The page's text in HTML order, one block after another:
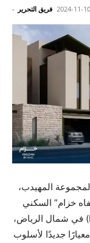
فريق التحرير - 2024-11-10
لمجموعة المهيدب،
خزام” السكني
الفاخر، الذي يُعدُّ إحدى وجهات خزام من (NHC) في شمال الرياض،
معيارًا جديدًا لأسلوب